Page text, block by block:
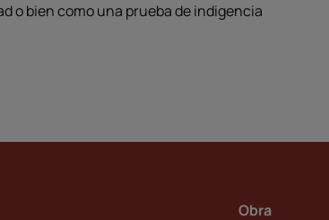
o bien como una prueba de indigencia
Obra